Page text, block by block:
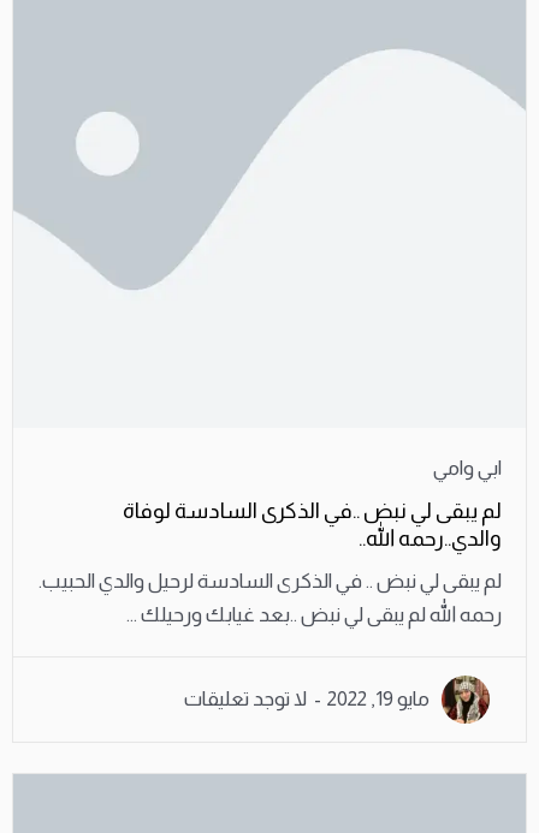
ابي وامي
لم يبقى لي نبض ..في الذكرى السادسة لوفاة
والدي..رحمه الله..
لم يبقى لي نبض .. في الذكرى السادسة لرحيل والدي الحبيب.
رحمه الله لم يبقى لي نبض ..بعد غيابك ورحيلك ...
مايو 19, 2022 لا توجد تعليقات